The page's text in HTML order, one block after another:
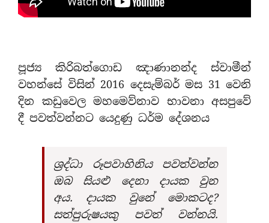
පූජ්‍ය කිරිබත්ගොඩ ඤාණානන්ද ස්වාමීන්
වහන්සේ විසින් 2016 දෙසැම්බර් මස 31 වෙනි
දින කඩුවෙල මහමෙව්නාව භාවනා අසපුවේ
දී පවත්වන්නට යෙදුණු ධර්ම දේශනය
ශ්‍රද්ධා රූපවාහිනිය පවත්වන්න
ඔබ සියළු දෙනා දායක වුන
අය. දායක වුනේ මොකටද?
සත්පුරුෂයකු පවත් වන්නයි.